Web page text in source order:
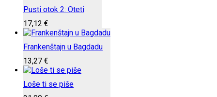
Pusti otok 2: Oteti
17,12 €
Frankenštajn u Bagdadu
13,27 €
Loše ti se piše